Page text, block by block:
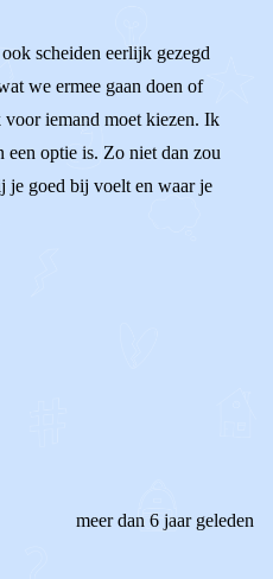
scheiden eerlijk gezegd
we ermee gaan doen of
iemand moet kiezen. Ik
optie is. Zo niet dan zou
je goed bij voelt en waar je
meer dan 6 jaar geleden